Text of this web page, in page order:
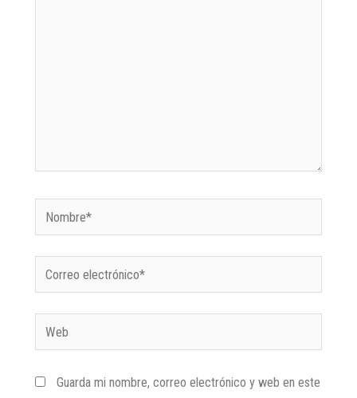
Guarda mi nombre, correo electrónico y web en este